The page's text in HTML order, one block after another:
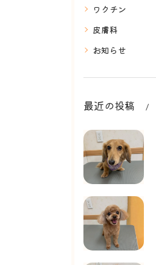
ワクチン
皮膚科
お知らせ
最近の投稿